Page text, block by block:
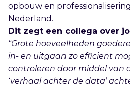
opbouw en
Nederland.
Dit zegt een collega over
“Grote hoeveelheden
in- en uitgaan zo efficiënt
controleren door middel van
‘verhaal achter de data’